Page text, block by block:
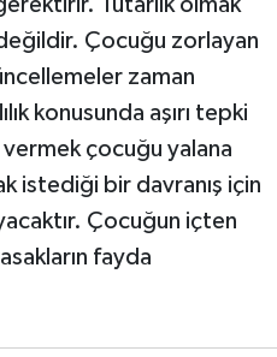
Tutarlık olmak
Çocuğu zorlayan
zaman
konusunda aşırı tepki
çocuğu yalana
istediği bir davranış için
Çocuğun içten
fayda